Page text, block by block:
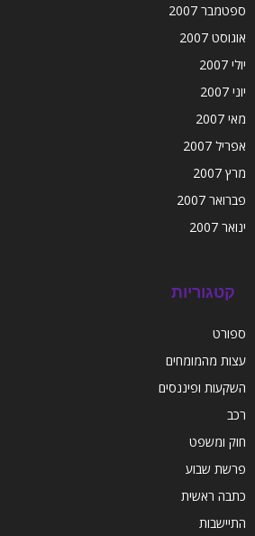
ספטמבר 2007
אוגוסט 2007
יולי 2007
יוני 2007
מאי 2007
אפריל 2007
מרץ 2007
פברואר 2007
ינואר 2007
קטגוריות
ספורט
עצות מהמומחים
השקעות ופיננסים
רכב
חוק ומשפט
פרשת שבוע
כתבה ראשית
התיישבות